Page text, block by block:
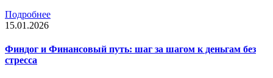
Подробнее
15.01.2026
Финдог и Финансовый путь: шаг за шагом к деньгам без
стресса